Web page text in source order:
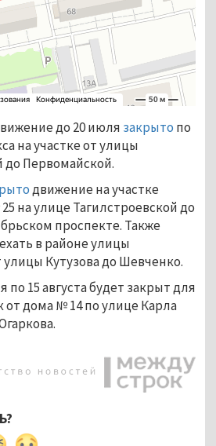
до 20 июля закрыто по
на участке от улицы
до Первомайской.
движение на участке
на улице Тагилстроевской до
проспекте. Также
в районе улицы
Кутузова до Шевченко.
по 15 августа будет закрыт для
от дома № 14 по улице Карла